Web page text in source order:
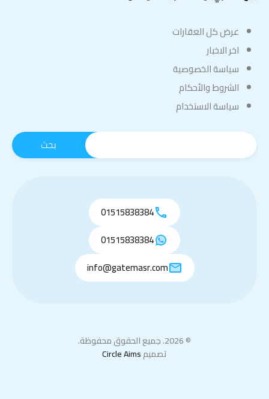
عرض كل العقارات
اخر الاخبار
سياسة الخصوصية
الشروط والأحكام
سياسة الاستخدام
01515838384
01515838384
info@gatemasr.com
© 2026. جميع الحقوق محفوظة.
تصميمCircle Aims